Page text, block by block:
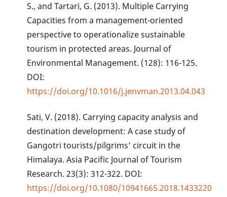
S., and Tartari, G. (2013). Multiple Carrying
Capacities from a management-oriented
perspective to operationalize sustainable
tourism in protected areas. Journal of
Environmental Management. (128): 116-125.
DOI:
https://doi.org/10.1016/j.jenvman.2013.04.043
Sati, V. (2018). Carrying capacity analysis and
destination development: A case study of
Gangotri tourists/pilgrims’ circuit in the
Himalaya. Asia Pacific Journal of Tourism
Research. 23(3): 312-322. DOI:
https://doi.org/10.1080/10941665.2018.1433220